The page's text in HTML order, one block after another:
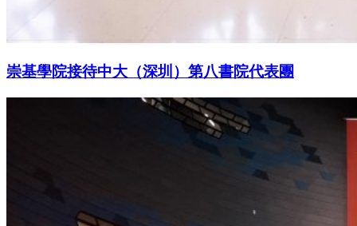
崇基學院接待中大（深圳）第八書院代表團